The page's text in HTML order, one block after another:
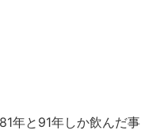
年と91年しか飲んだ事